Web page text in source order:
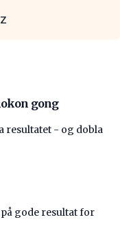
gong
resultatet - og dobla
gode resultat for